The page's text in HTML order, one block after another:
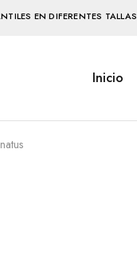
EN DIFERENTES TALLAS
Inicio